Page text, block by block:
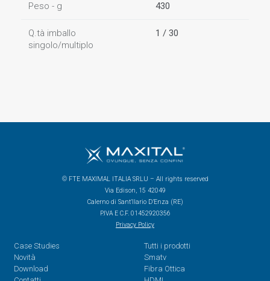
Peso - g 430
Q.tà imballo
singolo/multiplo
1 / 30
© FTE MAXIMAL ITALIA SRLU – All rights reserved
Via Edison, 15 42049
Calerno di Sant’Ilario D’Enza (RE)
P.IVA E C.F. 01452920356
Privacy Policy
Case Studies
Novità
Download
Tutti i prodotti
Smatv
Fibra Ottica